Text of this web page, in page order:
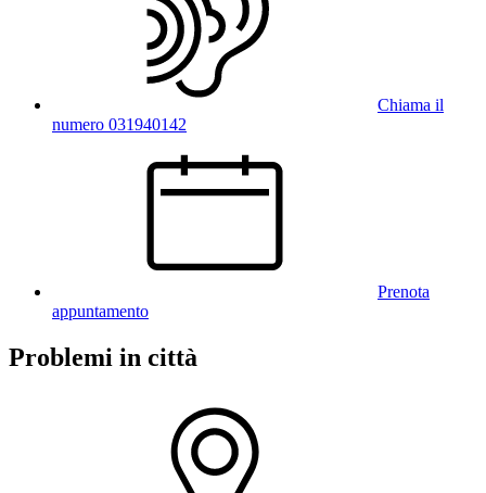
Chiama il
numero 031940142
Prenota
appuntamento
Problemi in città